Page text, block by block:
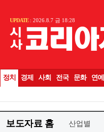
보도자료 홈 산업별